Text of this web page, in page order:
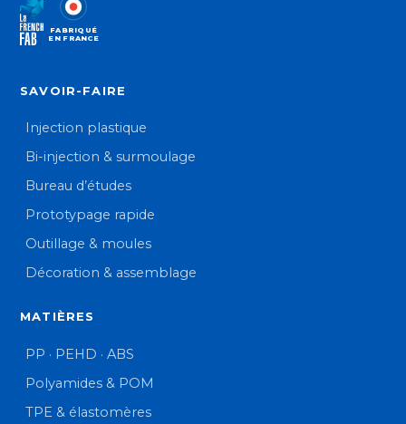
FABRIQUÉ
EN FRANCE
SAVOIR-FAIRE
Injection plastique
Bi-injection & surmoulage
Bureau d’études
Prototypage rapide
Outillage & moules
Décoration & assemblage
MATIÈRES
PP · PEHD · ABS
Polyamides & POM
TPE & élastomères